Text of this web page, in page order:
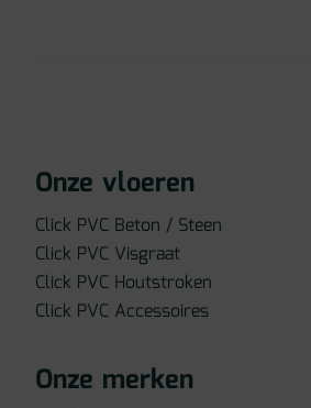
Onze vloeren
Click PVC Beton / Steen
Click PVC Visgraat
Click PVC Houtstroken
Click PVC Accessoires
Onze merken